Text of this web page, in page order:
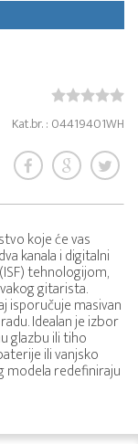
Kat.br. : 04419401WH
koje će vas
kanala i digitalni
tehnologijom,
gitarista.
isporučuje masivan
Idealan je izbor
glazbu ili tiho
ili vanjsko
modela redefiniraju